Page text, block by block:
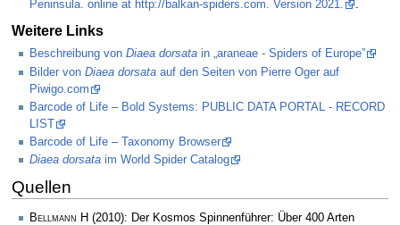
Peninsula. online at http://balkan-spiders.com. Version 2021.
.
Weitere Links
Beschreibung von Diaea dorsata in „araneae - Spiders of Europe”
Bilder von Diaea dorsata auf den Seiten von Pierre Oger auf
Piwigo.com
Barcode of Life – Bold Systems: PUBLIC DATA PORTAL - RECORD
LIST
Barcode of Life – Taxonomy Browser
Diaea dorsata im World Spider Catalog
Quellen
Bellmann H (2010): Der Kosmos Spinnenführer: Über 400 Arten